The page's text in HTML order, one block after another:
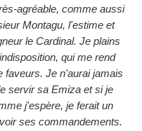
agréable, comme aussi
Montagu, l'estime et
le Cardinal. Je plains
qui me rend
faveurs. Je n'aurai jamais
servir sa Emiza et si je
j'espère, je ferait un
ses commandements.